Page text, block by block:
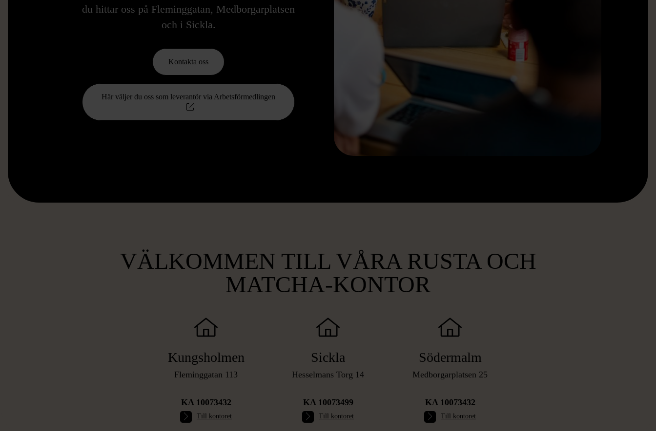
du hittar oss på Fleminggatan, Medborgarplatsen
och i Sickla.
Kontakta oss
Här väljer du oss som leverantör via Arbetsförmedlingen
VÄLKOMMEN TILL VÅRA RUSTA OCH
MATCHA-KONTOR
Kungsholmen
Fleminggatan 113
KA 10073432
Till kontoret
Sickla
Hesselmans Torg 14
KA 10073499
Till kontoret
Södermalm
Medborgarplatsen 25
KA 10073432
Till kontoret